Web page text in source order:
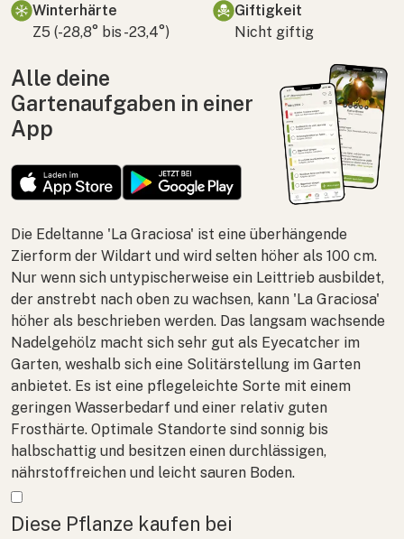
Winterhärte
Z5 (-28,8° bis -23,4°)
Giftigkeit
Nicht giftig
Alle deine
Gartenaufgaben in einer
App
Die Edeltanne 'La Graciosa' ist eine überhängende
Zierform der Wildart und wird selten höher als 100 cm.
Nur wenn sich untypischerweise ein Leittrieb ausbildet,
der anstrebt nach oben zu wachsen, kann 'La Graciosa'
höher als beschrieben werden. Das langsam wachsende
Nadelgehölz macht sich sehr gut als Eyecatcher im
Garten, weshalb sich eine Solitärstellung im Garten
anbietet. Es ist eine pflegeleichte Sorte mit einem
geringen Wasserbedarf und einer relativ guten
Frosthärte. Optimale Standorte sind sonnig bis
halbschattig und besitzen einen durchlässigen,
nährstoffreichen und leicht sauren Boden.
Mehr anzeigen
Diese Pflanze kaufen bei